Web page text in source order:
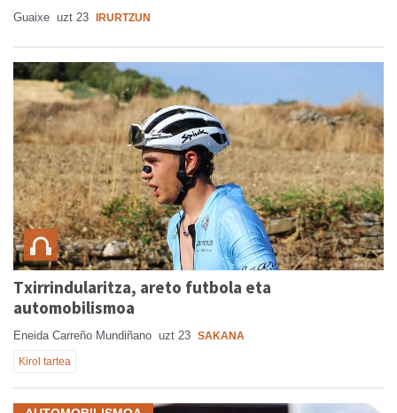
Guaixe uzt 23 IRURTZUN
Txirrindularitza, areto futbola eta
automobilismoa
Eneida Carreño Mundiñano uzt 23 SAKANA
Kirol tartea